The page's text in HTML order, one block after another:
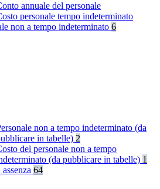
annuale del personale
personale tempo indeterminato
non a tempo indeterminato 6
non a tempo indeterminato (da
in tabelle) 2
del personale non a tempo
(da pubblicare in tabelle) 1
64